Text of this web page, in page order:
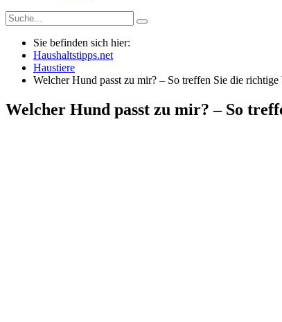
Sie befinden sich hier:
Haushaltstipps.net
Haustiere
Welcher Hund passt zu mir? – So treffen Sie die richtige
Welcher Hund passt zu mir? – So